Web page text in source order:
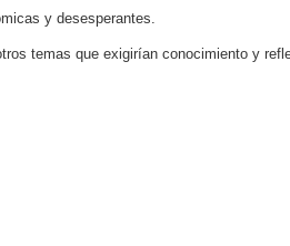
y desesperantes.
temas que exigirían conocimiento y